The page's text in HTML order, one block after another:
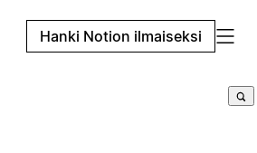
Hanki Notion ilmaiseksi